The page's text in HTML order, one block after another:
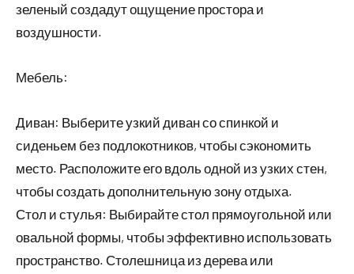
зеленый создадут ощущение простора и
воздушности.
Мебель:
Диван: Выберите узкий диван со спинкой и
сиденьем без подлокотников, чтобы сэкономить
место. Расположите его вдоль одной из узких стен,
чтобы создать дополнительную зону отдыха.
Стол и стулья: Выбирайте стол прямоугольной или
овальной формы, чтобы эффективно использовать
пространство. Столешница из дерева или